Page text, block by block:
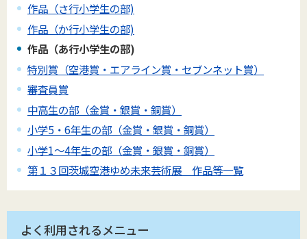
作品（さ行小学生の部)
作品（か行小学生の部)
作品（あ行小学生の部)
特別賞（空港賞・エアライン賞・セブンネット賞）
審査員賞
中高生の部（金賞・銀賞・銅賞）
小学5・6年生の部（金賞・銀賞・銅賞）
小学1～4年生の部（金賞・銀賞・銅賞）
第１３回茨城空港ゆめ未来芸術展 作品等一覧
よく利用されるメニュー